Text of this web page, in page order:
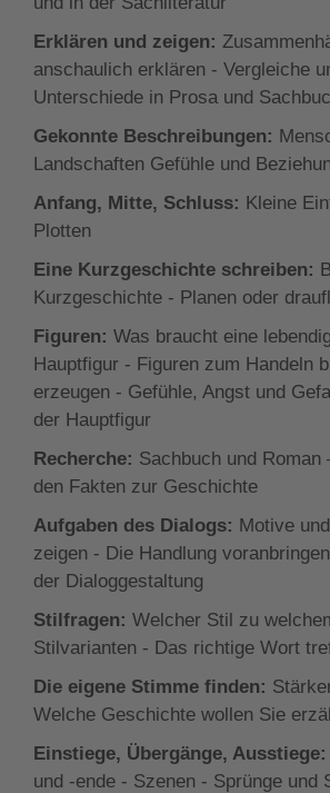
Erklären und zeigen:
anschaulich erklären - Vergleiche
Unterschiede in Prosa und
Gekonnte Beschreibungen:
Landschaften Gefühle und
Anfang, Mitte, Schluss: Kleine
Plotten
Eine Kurzgeschichte schreiben:
Kurzgeschichte - Planen oder
Figuren: Was braucht eine
Hauptfigur - Figuren zum Handeln
erzeugen - Gefühle, Angst und
der Hauptfigur
Recherche: Sachbuch und Roman
den Fakten zur Geschichte
Aufgaben des Dialogs: Motive
zeigen - Die Handlung
der Dialoggestaltung
Stilfragen: Welcher Stil zu
Stilvarianten - Das richtige Wort
Die eigene Stimme finden:
Welche Geschichte wollen Sie
Einstiege, Übergänge, Ausstiege:
und -ende - Szenen - Sprünge und